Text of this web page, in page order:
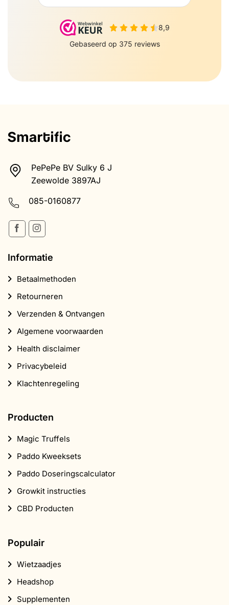
PePePe BV Sulky 6 J
Zeewolde 3897AJ
085-0160877
Informatie
Betaalmethoden
Retourneren
Verzenden & Ontvangen
Algemene voorwaarden
Health disclaimer
Privacybeleid
Klachtenregeling
Producten
Magic Truffels
Paddo Kweeksets
Paddo Doseringscalculator
Growkit instructies
CBD Producten
Populair
Wietzaadjes
Headshop
Supplementen